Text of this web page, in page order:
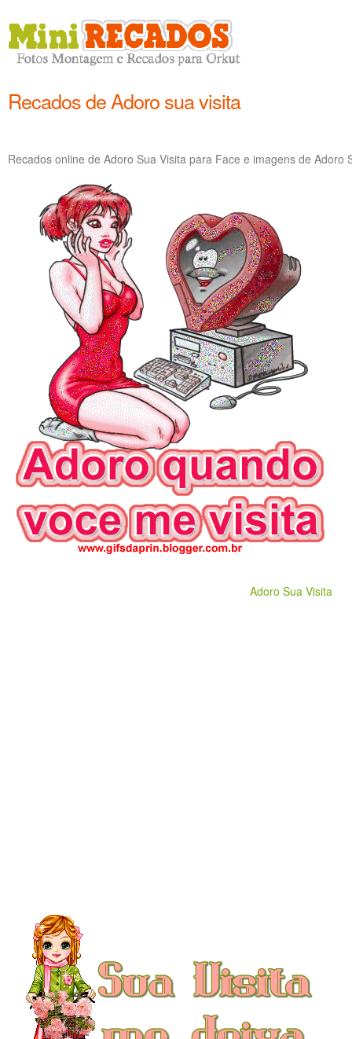
Recados de Adoro sua visita
Recados online de Adoro Sua Visita para Face e imagens de Adoro
Adoro Sua Visita